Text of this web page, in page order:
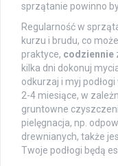
sprzątanie powinno
Regularność w
kurzu i brudu, co
praktyce, codziennie
kilka dni dokonuj
odkurzaj i myj
2-4 miesiące, w
gruntowne
pielęgnacja, np.
drewnianych, także
Twoje podłogi będą